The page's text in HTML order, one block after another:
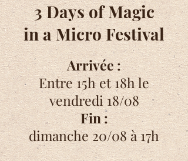
3 Days of Magic
in a Micro Festival
Arrivée :
Entre 15h et 18h le
vendredi 18/08
Fin :
dimanche 20/08 à 17h